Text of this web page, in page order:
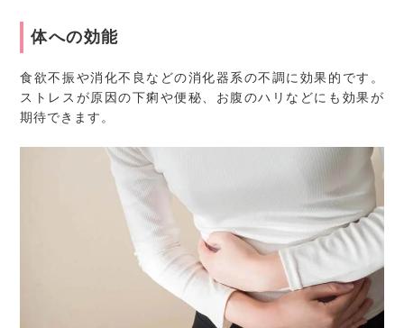
体への効能
食欲不振や消化不良などの消化器系の不調に効果的です。
ストレスが原因の下痢や便秘、お腹のハリなどにも効果が
期待できます。